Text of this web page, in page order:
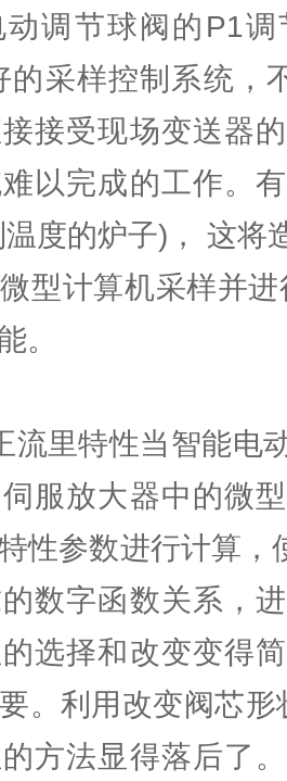
动调节球阀的P1
的采样控制系统，
接受现场变送器
以完成的工作。
度的炉子)， 这将
型计算机采样并
。
里特性当智能电
服放大器中的微
性参数进行计算，
数字函数关系，
选择和改变变得
。利用改变阀芯
方法显得落后了